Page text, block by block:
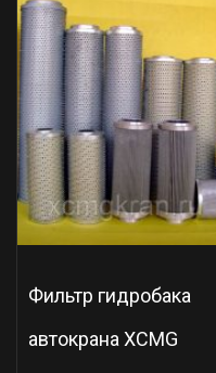
Фильтр гидробака
автокрана XCMG